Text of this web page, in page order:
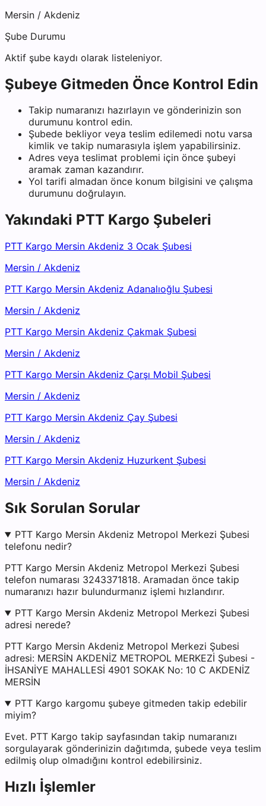
Mersin / Akdeniz
Şube Durumu
Aktif şube kaydı olarak listeleniyor.
Şubeye Gitmeden Önce Kontrol Edin
Takip numaranızı hazırlayın ve gönderinizin son
durumunu kontrol edin.
Şubede bekliyor veya teslim edilemedi notu varsa
kimlik ve takip numarasıyla işlem yapabilirsiniz.
Adres veya teslimat problemi için önce şubeyi
aramak zaman kazandırır.
Yol tarifi almadan önce konum bilgisini ve çalışma
durumunu doğrulayın.
Yakındaki PTT Kargo Şubeleri
PTT Kargo Mersin Akdeniz 3 Ocak Şubesi
Mersin / Akdeniz
PTT Kargo Mersin Akdeniz Adanalıoğlu Şubesi
Mersin / Akdeniz
PTT Kargo Mersin Akdeniz Çakmak Şubesi
Mersin / Akdeniz
PTT Kargo Mersin Akdeniz Çarşı Mobil Şubesi
Mersin / Akdeniz
PTT Kargo Mersin Akdeniz Çay Şubesi
Mersin / Akdeniz
PTT Kargo Mersin Akdeniz Huzurkent Şubesi
Mersin / Akdeniz
Sık Sorulan Sorular
PTT Kargo Mersin Akdeniz Metropol Merkezi Şubesi
telefonu nedir?
PTT Kargo Mersin Akdeniz Metropol Merkezi Şubesi
telefon numarası 3243371818. Aramadan önce takip
numaranızı hazır bulundurmanız işlemi hızlandırır.
PTT Kargo Mersin Akdeniz Metropol Merkezi Şubesi
adresi nerede?
PTT Kargo Mersin Akdeniz Metropol Merkezi Şubesi
adresi: MERSİN AKDENİZ METROPOL MERKEZİ Şubesi -
İHSANİYE MAHALLESİ 4901 SOKAK No: 10 C AKDENİZ
MERSİN
PTT Kargo kargomu şubeye gitmeden takip edebilir
miyim?
Evet. PTT Kargo takip sayfasından takip numaranızı
sorgulayarak gönderinizin dağıtımda, şubede veya teslim
edilmiş olup olmadığını kontrol edebilirsiniz.
Hızlı İşlemler